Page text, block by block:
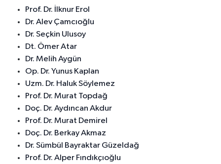
Prof. Dr. İlknur Erol
Dr. Alev Çamcıoğlu
Dr. Seçkin Ulusoy
Dt. Ömer Atar
Dr. Melih Aygün
Op. Dr. Yunus Kaplan
Uzm. Dr. Haluk Söylemez
Prof. Dr. Murat Topdağ
Doç. Dr. Aydıncan Akdur
Prof. Dr. Murat Demirel
Doç. Dr. Berkay Akmaz
Dr. Sümbül Bayraktar Güzeldağ
Prof. Dr. Alper Fındıkçıoğlu